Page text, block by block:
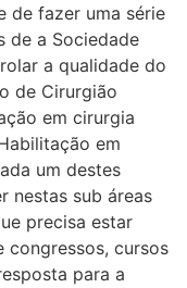
de fazer uma série
de a Sociedade
a qualidade do
de Cirurgião
em cirurgia
em
um destes
nestas sub áreas
precisa estar
congressos, cursos
para a